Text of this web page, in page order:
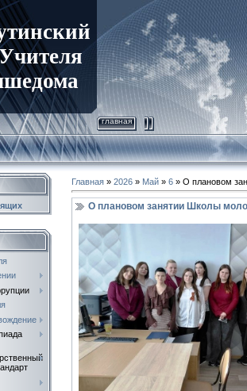
главная
Главная » 2026 » Май » 6 » О плановом
О плановом занятии Школы